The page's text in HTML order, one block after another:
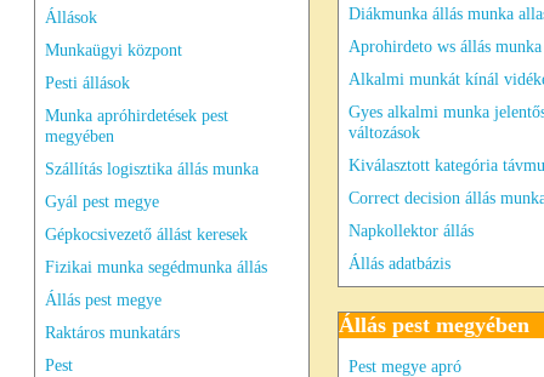
Állások
Munkaügyi központ
Pesti állások
Munka apróhirdetések pest
megyében
Szállítás logisztika állás munka
Gyál pest megye
Gépkocsivezető állást keresek
Fizikai munka segédmunka állás
Állás pest megye
Raktáros munkatárs
Pest
Diákmunka állás munka
Aprohirdeto ws állás
Alkalmi munkát kínál
Gyes alkalmi munka
változások
Kiválasztott kategória
Correct decision állás
Napkollektor állás
Állás adatbázis
Állás pest megyében
Pest megye apró